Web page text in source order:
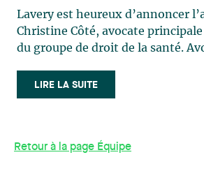
Lavery est heureux d’annoncer
Christine Côté, avocate principale
du groupe de droit de la santé.
clientèle diversifiée dans la
juridiques complexes liés
protection des renseignements
LIRE LA SUITE
Retour à la page Équipe